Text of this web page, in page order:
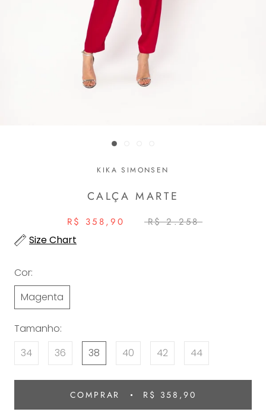
KIKA SIMONSEN
CALÇA MARTE
R$ 358,90 R$ 2.258
Size Chart
Cor:
Magenta
Tamanho:
34
36 38 40 42 44
COMPRAR R$ 358,90